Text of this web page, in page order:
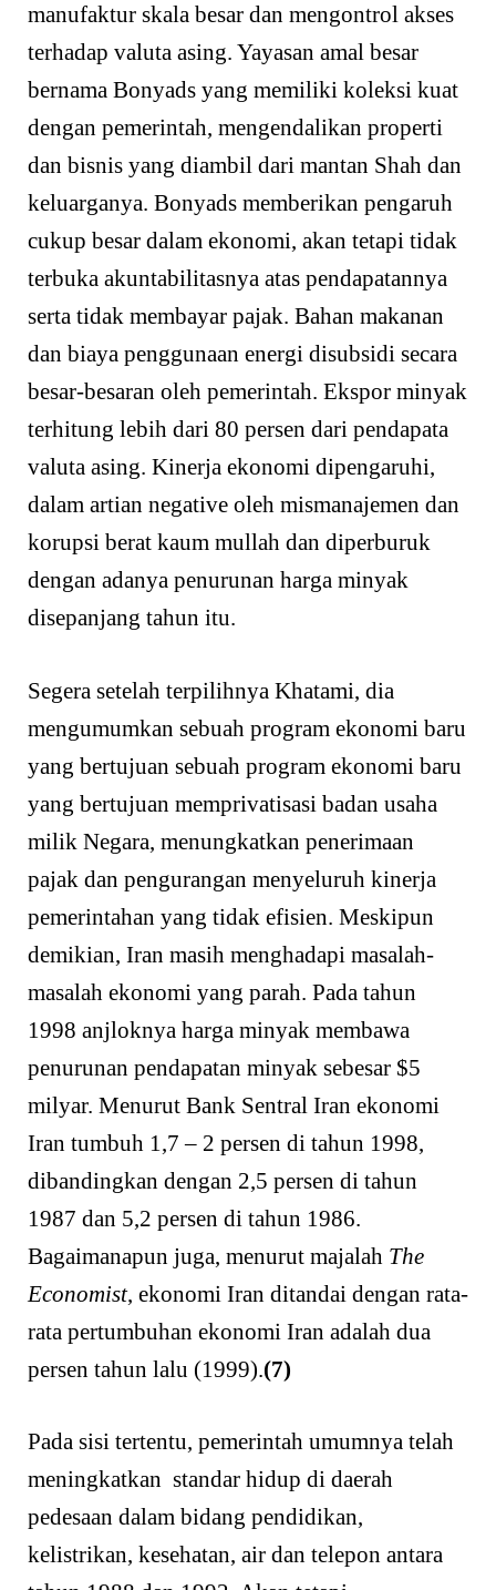
manufaktur skala besar dan mengontrol akses
terhadap valuta asing. Yayasan amal besar
bernama Bonyads yang memiliki koleksi kuat
dengan pemerintah, mengendalikan properti
dan bisnis yang diambil dari mantan Shah dan
keluarganya. Bonyads memberikan pengaruh
cukup besar dalam ekonomi, akan tetapi tidak
terbuka akuntabilitasnya atas pendapatannya
serta tidak membayar pajak. Bahan makanan
dan biaya penggunaan energi disubsidi secara
besar-besaran oleh pemerintah. Ekspor minyak
terhitung lebih dari 80 persen dari pendapata
valuta asing. Kinerja ekonomi dipengaruhi,
dalam artian negative oleh mismanajemen dan
korupsi berat kaum mullah dan diperburuk
dengan adanya penurunan harga minyak
disepanjang tahun itu.
Segera setelah terpilihnya Khatami, dia
mengumumkan sebuah program ekonomi baru
yang bertujuan sebuah program ekonomi baru
yang bertujuan memprivatisasi badan usaha
milik Negara, menungkatkan penerimaan
pajak dan pengurangan menyeluruh kinerja
pemerintahan yang tidak efisien. Meskipun
demikian, Iran masih menghadapi masalah-
masalah ekonomi yang parah. Pada tahun
1998 anjloknya harga minyak membawa
penurunan pendapatan minyak sebesar $5
milyar. Menurut Bank Sentral Iran ekonomi
Iran tumbuh 1,7 – 2 persen di tahun 1998,
dibandingkan dengan 2,5 persen di tahun
1987 dan 5,2 persen di tahun 1986.
Bagaimanapun juga, menurut majalah The
Economist, ekonomi Iran ditandai dengan rata-
rata pertumbuhan ekonomi Iran adalah dua
persen tahun lalu (1999).(7)
Pada sisi tertentu, pemerintah umumnya telah
meningkatkan standar hidup di daerah
pedesaan dalam bidang pendidikan,
kelistrikan, kesehatan, air dan telepon antara